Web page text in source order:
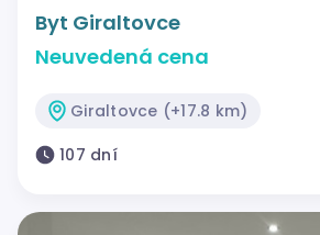
Byt Giraltovce
Neuvedená cena
Giraltovce (+17.8 km)
107 dní